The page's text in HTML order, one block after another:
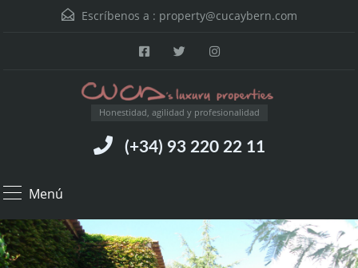
Escríbenos a : property@cucaybern.com
Honestidad, agilidad y profesionalidad
(+34) 93 220 22 11
Menú